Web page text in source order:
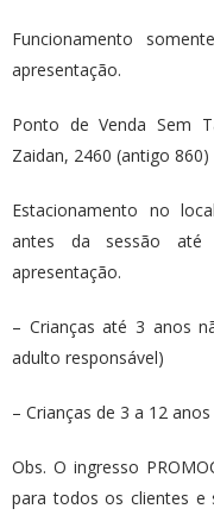
Funcionamento
apresentação.
Ponto de Venda Sem
Zaidan, 2460 (antigo
Estacionamento no
antes da sessão
apresentação.
– Crianças até 3 anos
adulto responsável)
– Crianças de 3 a 12
Obs. O ingresso
para todos os clientes e